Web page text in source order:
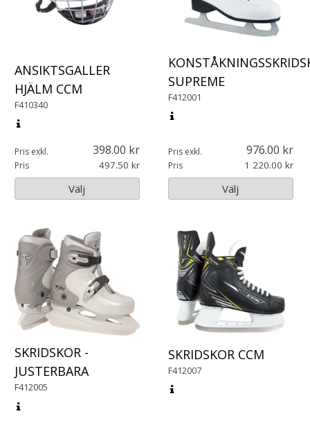
ANSIKTSGALLER
HJÄLM CCM
F410340
Pris exkl. 398.00
Pris 497.50
Välj
SUPREME
F412001
Pris exkl. 976.00
Pris 1 220.00
Välj
SKRIDSKOR -
JUSTERBARA
F412005
SKRIDSKOR CCM
F412007